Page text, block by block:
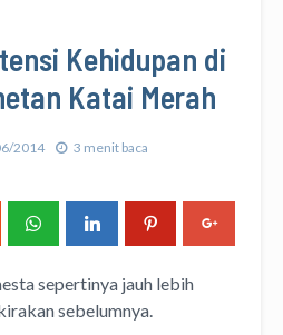
Kehidupan di
Katai Merah
2014 3 menit baca
sepertinya jauh lebih
sebelumnya.